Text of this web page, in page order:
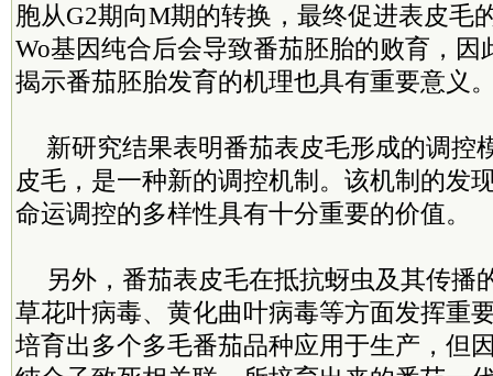
胞从G2期向M期的转换，最终促进表皮毛
Wo基因纯合后会导致番茄胚胎的败育，因
揭示番茄胚胎发育的机理也具有重要意义
新研究结果表明番茄表皮毛形成的调控
皮毛，是一种新的调控机制。该机制的发
命运调控的多样性具有十分重要的价值。
另外，番茄表皮毛在抵抗蚜虫及其传播
草花叶病毒、黄化曲叶病毒等方面发挥重
培育出多个多毛番茄品种应用于生产，但